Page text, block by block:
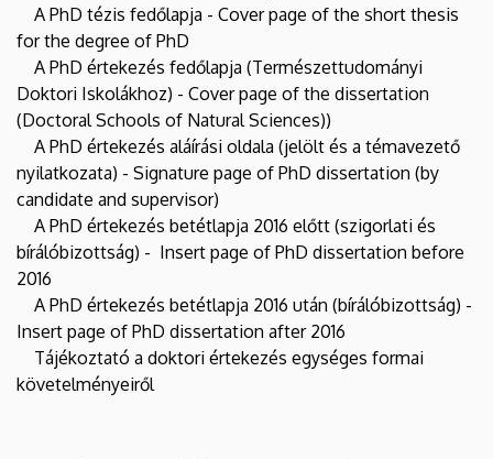
A PhD tézis fedőlapja - Cover page of the short thesis
for the degree of PhD
A PhD értekezés fedőlapja (Természettudományi
Doktori Iskolákhoz) - Cover page of the dissertation
(Doctoral Schools of Natural Sciences))
A PhD értekezés aláírási oldala (jelölt és a témavezető
nyilatkozata) - Signature page of PhD dissertation (by
candidate and supervisor)
A PhD értekezés betétlapja 2016 előtt (szigorlati és
bírálóbizottság) - Insert page of PhD dissertation before
2016
A PhD értekezés betétlapja 2016 után (bírálóbizottság) -
Insert page of PhD dissertation after 2016
Tájékoztató a doktori értekezés egységes formai
követelményeiről